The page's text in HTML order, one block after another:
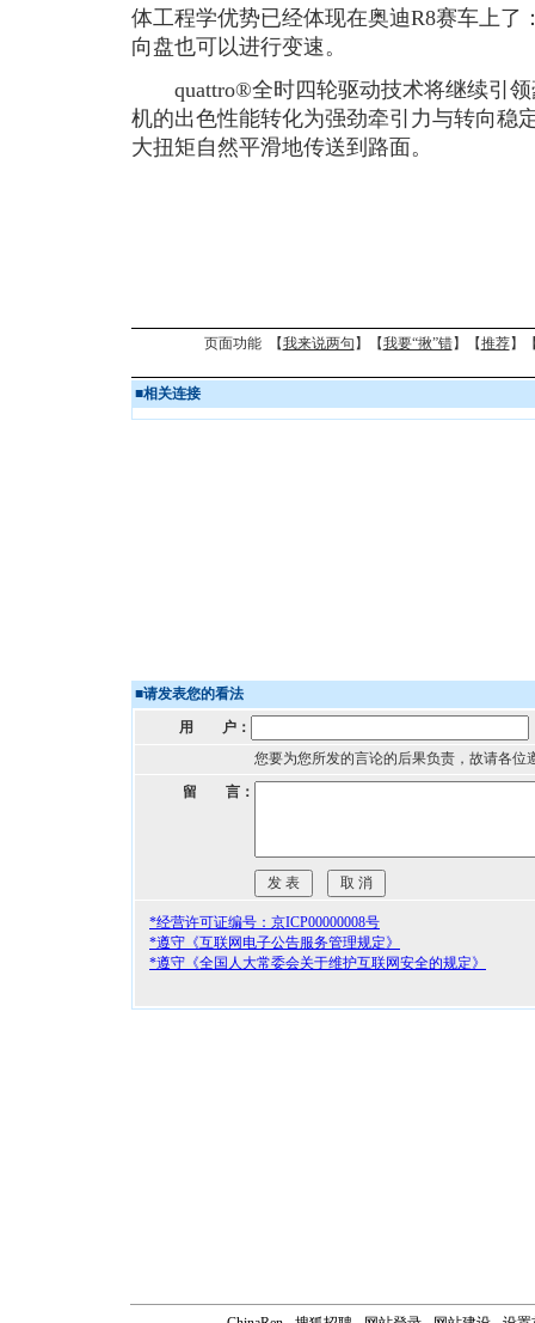
体工程学优势已经体现在奥迪R8赛车上了
向盘也可以进行变速。
quattro®全时四轮驱动技术将继续引领
机的出色性能转化为强劲牵引力与转向稳
大扭矩自然平滑地传送到路面。
页面功能 【我来说两句 】【我要“揪”错】【推荐】
■相关连接
■请发表您的看法
用 户：
您要为您所发的言论的后果负责，故请各位
留 言：
*经营许可证编号：京ICP00000008号
*遵守《互联网电子公告服务管理规定》
*遵守《全国人大常委会关于维护互联网安全的规定》